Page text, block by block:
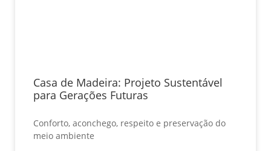
Casa de Madeira: Projeto Sustentável
para Gerações Futuras
Conforto, aconchego, respeito e preservação do
meio ambiente